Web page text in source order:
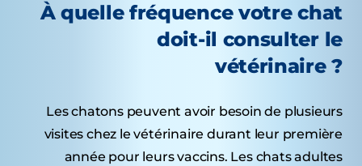
À quelle fréquence votre chat
doit-il consulter le
vétérinaire ?
Les chatons peuvent avoir besoin de plusieurs
visites chez le vétérinaire durant leur première
année pour leurs vaccins. Les chats adultes